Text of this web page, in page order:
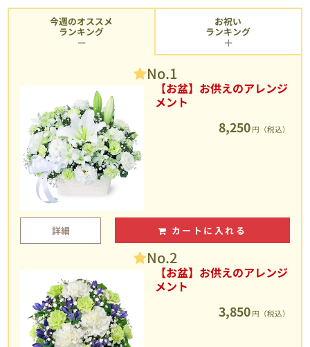
今週のオススメ
ランキング
No.1
【お盆】お供えのアレンジ
メント
8,250 円（税込）
詳細 カートに入れる
No.2
【お盆】お供えのアレンジ
メント
3,850 円（税込）
お祝い
ランキング